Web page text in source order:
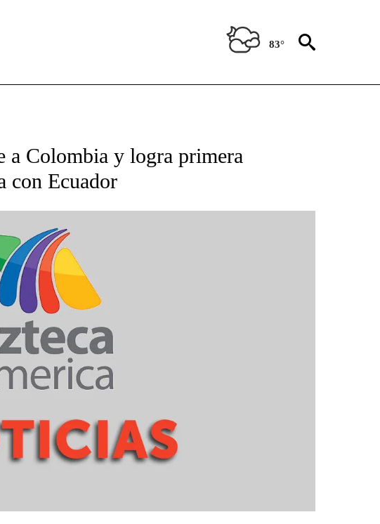
83°
ABOUT NEW PAGES ON "NOTICIAS".
a Colombia y logra primera
con Ecuador